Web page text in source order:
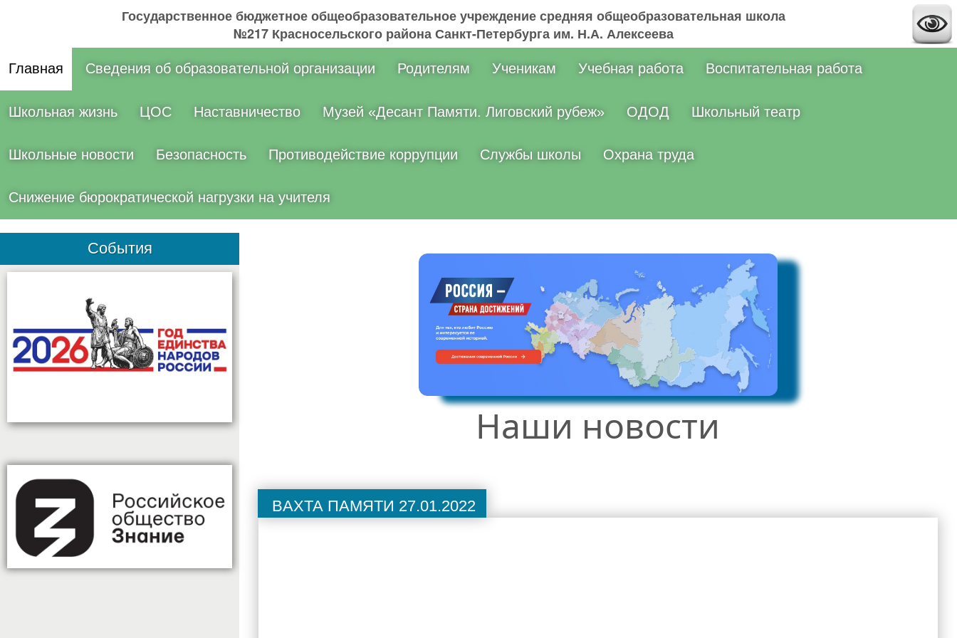
Государственное бюджетное общеобразовательное учреждение средняя общеобразовательная школа
№217 Красносельского района Санкт-Петербурга им. Н.А. Алексеева
Главная Сведения об образовательной организации Родителям Ученикам Учебная работа Воспитательная работа
Школьная жизнь ЦОС Наставничество Музей «Десант Памяти. Лиговский рубеж» ОДОД Школьный театр
Школьные новости Безопасность Противодействие коррупции Службы школы Охрана труда
Снижение бюрократической нагрузки на учителя
События
Наши новости
Вахта памяти 27.01.2022